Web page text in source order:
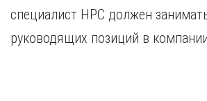
специалист НРС должен
руководящих позиций в